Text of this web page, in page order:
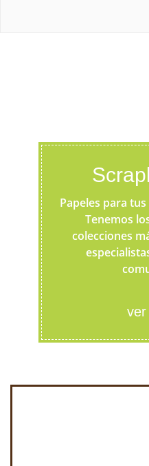
Papeles para
Tenemos
colecciones
ver